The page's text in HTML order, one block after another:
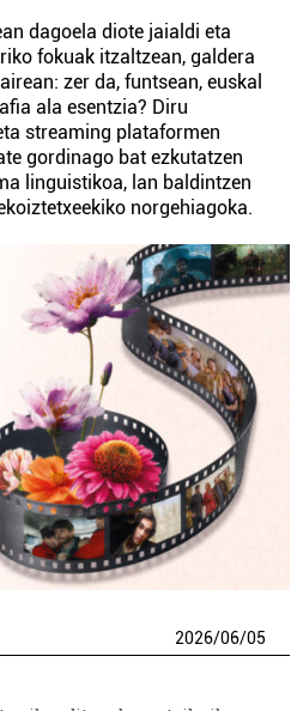
dagoela diote jaialdi eta
fokuak itzaltzean, galdera
zer da, funtsean, euskal
ala esentzia? Diru
streaming plataformen
gordinago bat ezkutatzen
linguistikoa, lan baldintzen
norgehiagoka.
2026/06/05